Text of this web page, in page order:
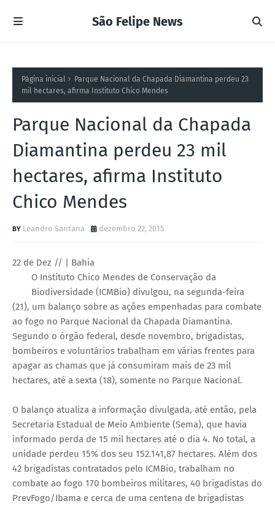
São Felipe News
Página inicial
Parque Nacional da Chapada Diamantina perdeu 23
mil hectares, afirma Instituto Chico Mendes
Parque Nacional da Chapada
Diamantina perdeu 23 mil
hectares, afirma Instituto
Chico Mendes
Leandro Santana dezembro 22, 2015
22 de Dez // | Bahia
O Instituto Chico Mendes de Conservação da
Biodiversidade (ICMBio) divulgou, na segunda-feira
(21), um balanço sobre as ações empenhadas para combate
ao fogo no Parque Nacional da Chapada Diamantina.
Segundo o órgão federal, desde novembro, brigadistas,
bombeiros e voluntários trabalham em várias frentes para
apagar as chamas que já consumiram mais de 23 mil
hectares, até a sexta (18), somente no Parque Nacional.
O balanço atualiza a informação divulgada, até então, pela
Secretaria Estadual de Meio Ambiente (Sema), que havia
informado perda de 15 mil hectares até o dia 4. No total, a
unidade perdeu 15% dos seu 152.141,87 hectares. Além dos
42 brigadistas contratados pelo ICMBio, trabalham no
combate ao fogo 170 bombeiros militares, 40 brigadistas do
PrevFogo/Ibama e cerca de uma centena de brigadistas